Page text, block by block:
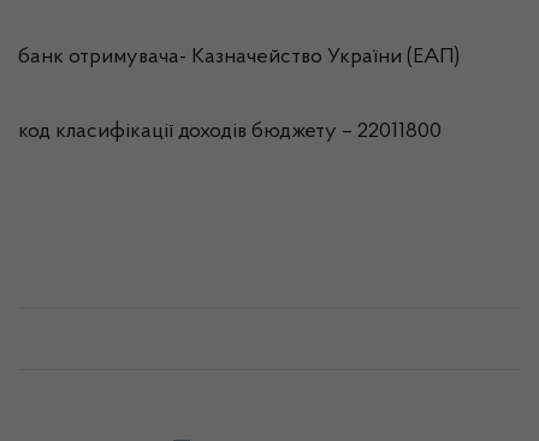
банк отримувача- Казначейство України (ЕАП)
код класифікації доходів бюджету – 22011800